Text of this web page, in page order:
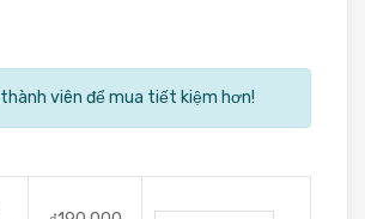
thành viên để mua tiết kiệm hơn!